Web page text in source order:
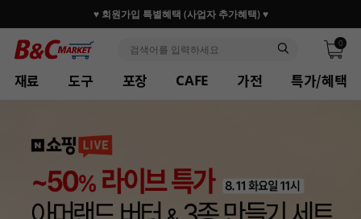
♥ 회원가입 특별혜택 (사업자 추가혜택) ♥
0
재료 도구 포장 CAFE 가전 특가/혜택